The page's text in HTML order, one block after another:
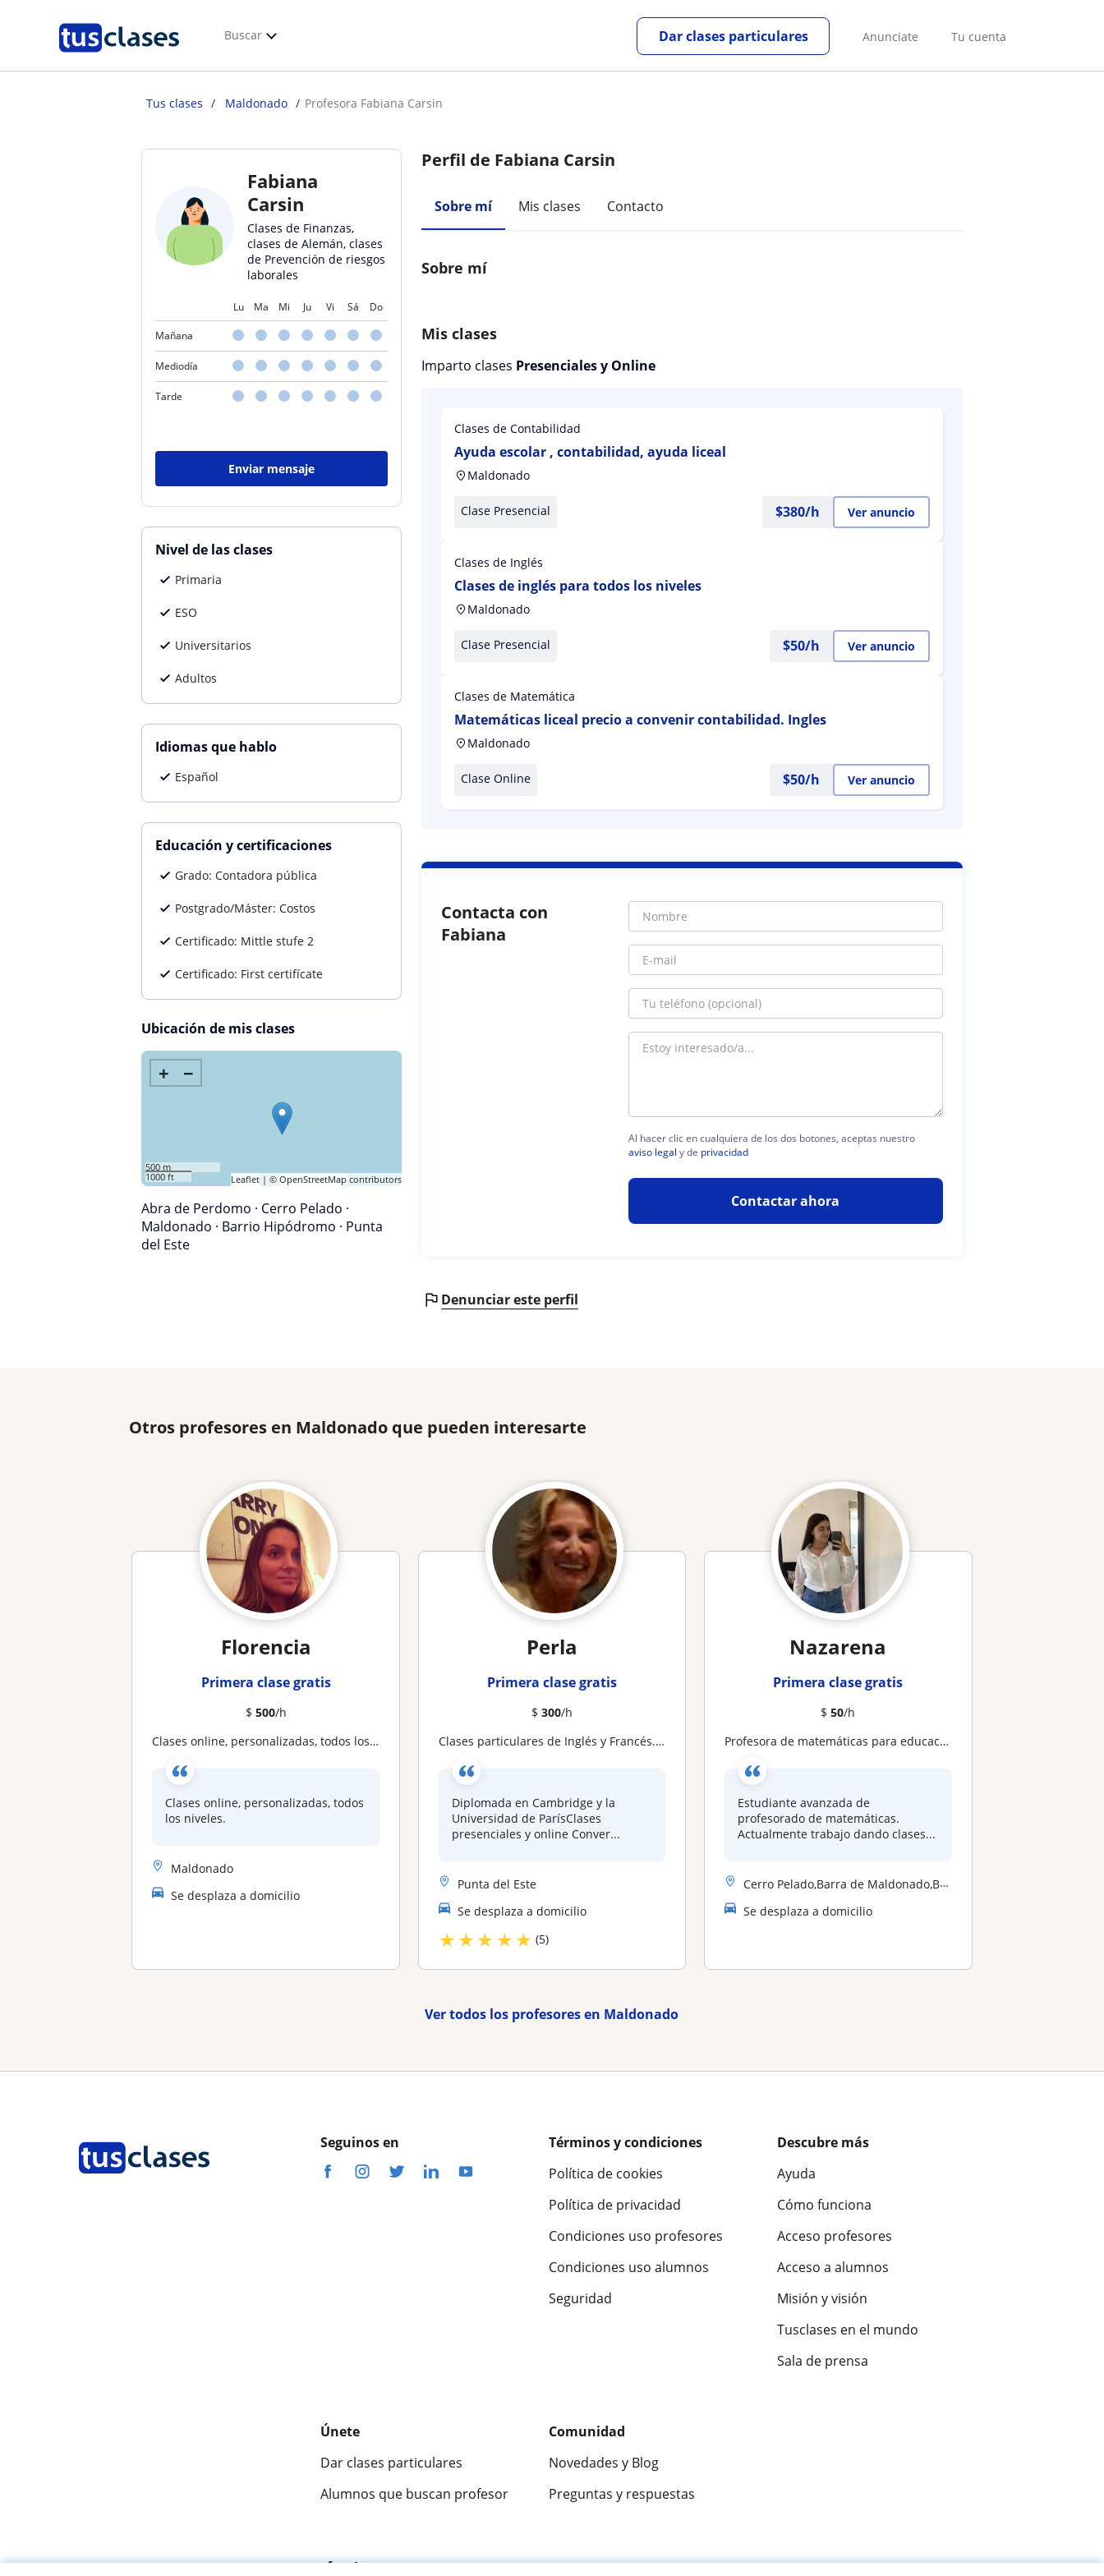
Buscar Anunciate Tu cuenta
Dar clases particulares
Tus clases Maldonado Profesora Fabiana Carsin
Fabiana
Carsin
Clases de Finanzas,
clases de Alemán, clases
de Prevención de riesgos
laborales
Lu Ma Mi Ju Vi Sá Do
Mañana
Mediodía
Tarde
Enviar mensaje
Nivel de las clases
Primaria
ESO
Universitarios
Adultos
Idiomas que hablo
Español
Educación y certificaciones
Grado: Contadora pública
Postgrado/Máster: Costos
Certificado: Mittle stufe 2
Certificado: First certifícate
Ubicación de mis clases
+ −
500 m
1000 ft
Leaflet | ©OpenStreetMap contributors
Abra de Perdomo · Cerro Pelado ·
Maldonado · Barrio Hipódromo · Punta
del Este
Perfil de Fabiana Carsin
Sobre mí Mis clases Contacto
Sobre mí
Mis clases
Imparto clases Presenciales y Online
Clases de Contabilidad
Ayuda escolar , contabilidad, ayuda liceal
Maldonado
Clase Presencial $380/h Ver anuncio
Clases de Inglés
Clases de inglés para todos los niveles
Maldonado
Clase Presencial $50/h Ver anuncio
Clases de Matemática
Matemáticas liceal precio a convenir contabilidad. Ingles
Maldonado
Clase Online $50/h Ver anuncio
Contacta con
Fabiana
Al hacer clic en cualquiera de los dos botones, aceptas nuestro
aviso legal y de privacidad
Contactar ahora
Denunciar este perfil
Otros profesores en Maldonado que pueden interesarte
Florencia
Primera clase gratis
$ 500/h
Clases online, personalizadas, todos los niveles
Clases online, personalizadas, todos
los niveles.
Maldonado
Se desplaza a domicilio
Perla
Primera clase gratis
$ 300/h
Clases particulares de Inglés y Francés.Profesora diplomada en Cambridge y París.Presenciales y online.Preparacion exámenes
Diplomada en Cambridge y la
Universidad de ParísClases
presenciales y online Conver...
Punta del Este
Se desplaza a domicilio
★★★ ★★ (5)
Nazarena
Primera clase gratis
$50/h
Profesora de matemáticas para educación media
Estudiante avanzada de
profesorado de matemáticas.
Actualmente trabajo dando clases...
Cerro Pelado,Barra de Maldonado,Barrio Hipódromo,Punta del Este,Punta ...
Se desplaza a domicilio
Ver todos los profesores en Maldonado
Seguinos en
Términos y condiciones
Política de cookies
Política de privacidad
Condiciones uso profesores
Condiciones uso alumnos
Seguridad
Descubre más
Ayuda
Cómo funciona
Acceso profesores
Acceso a alumnos
Misión y visión
Tusclases en el mundo
Sala de prensa
Únete
Dar clases particulares
Alumnos que buscan profesor
Comunidad
Novedades y Blog
Preguntas y respuestas
Fantástica 9,5/10 ★★★★★